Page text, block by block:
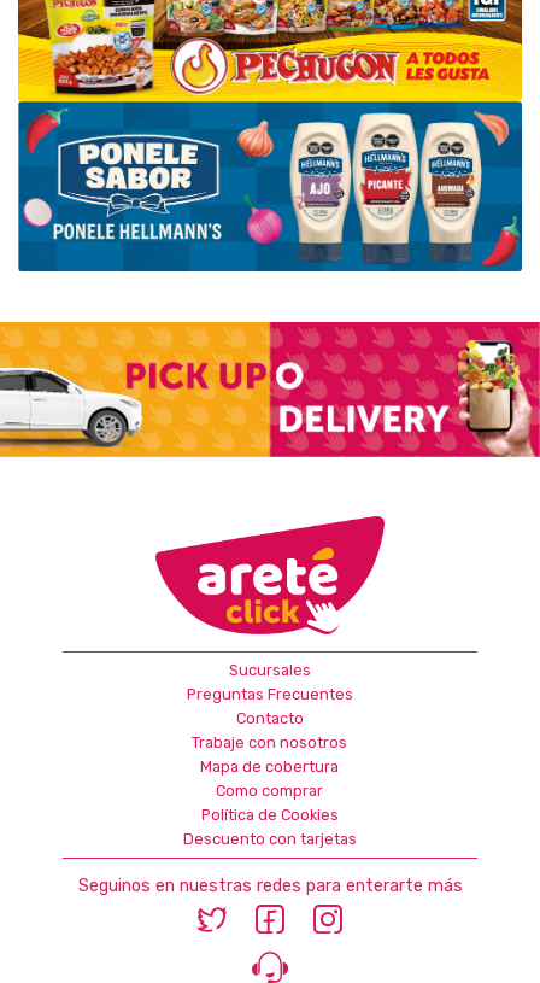
Sucursales
Preguntas Frecuentes
Contacto
Trabaje con nosotros
Mapa de cobertura
Como comprar
Política de Cookies
Descuento con tarjetas
Seguinos en nuestras redes para enterarte más